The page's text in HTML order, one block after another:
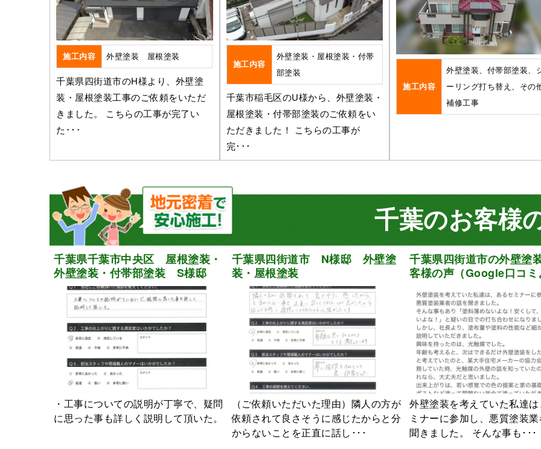
施工内容 外壁塗装 屋根塗装
千葉県四街道市のH様より、外壁塗
装・屋根塗装工事のご依頼をいただ
きました。 こちらの工事が完了い
た･･･
施工内容
外壁塗装・屋根塗装・付帯
部塗装
千葉市稲毛区のU様から、外壁塗装・
屋根塗装・付帯部塗装のご依頼をい
ただきました！ こちらの工事が
完･･･
施工内容
外壁塗装、付帯部塗装、
ーリング打ち替え、その
補修工事
千葉のお客様
千葉県千葉市中央区 屋根塗装・
外壁塗装・付帯部塗装 S様邸
・工事についての説明が丁寧で、疑問
に思った事も詳しく説明して頂いた。
千葉県四街道市 N様邸 外壁塗
装・屋根塗装
（ご依頼いただいた理由）隣人の方が
依頼されて良さそうに感じたからと分
からないことを正直に話し･･･
千葉県四街道市の外壁塗
客様の声（Google口コミ
外壁塗装を考えていた私達
ミナーに参加し、悪質塗装
聞きました。 そんな事も･･･